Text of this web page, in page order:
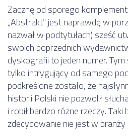
Zacznę od sporego
„Abstrakt” jest naprawdę w
nazwał w podtytułach) sześć
swoich poprzednich
dyskografii to jeden numer.
tylko intrygujący od samego
podkreślone zostało, że
historii Polski nie pozwolił
i robił bardzo różne rzeczy.
zdecydowanie nie jest w branży